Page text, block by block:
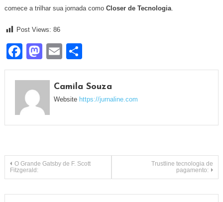
comece a trilhar sua jornada como Closer de Tecnologia.
Post Views: 86
Facebook
Mastodon
Email
Camila Souza
Website https://jurnaline.com
Navegação
O Grande Gatsby de F. Scott
Fitzgerald:
Trustline tecnologia de
pagamento: